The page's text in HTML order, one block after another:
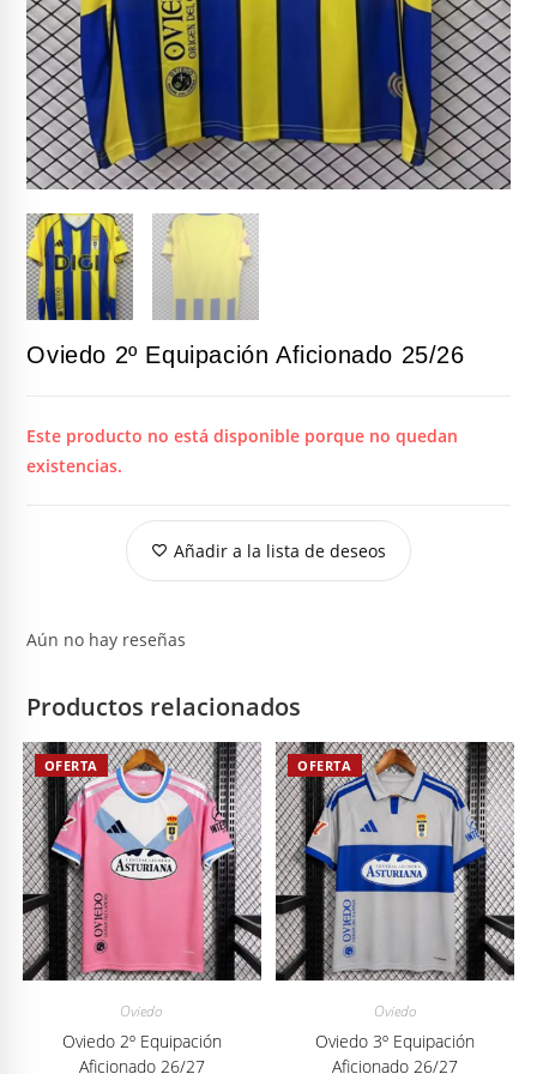
Oviedo 2º Equipación Aficionado 25/26
Este producto no está disponible porque no quedan
existencias.
Añadir a la lista de deseos
Aún no hay reseñas
Productos relacionados
OFERTA
Oviedo
Oviedo 2º Equipación
Aficionado 26/27
OFERTA
Oviedo
Oviedo 3º Equipación
Aficionado 26/27